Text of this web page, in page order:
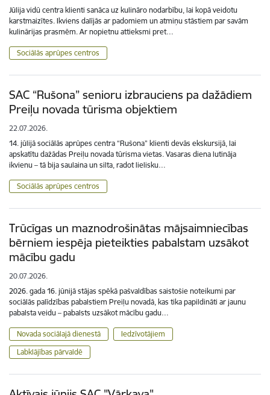
Jūlija vidū centra klienti sanāca uz kulināro nodarbību, lai kopā veidotu
karstmaizītes. Ikviens dalījās ar padomiem un atmiņu stāstiem par savām
kulinārijas prasmēm. Ar nopietnu attieksmi pret…
Sociālās aprūpes centros
SAC “Rušona” senioru izbrauciens pa dažādiem
Preiļu novada tūrisma objektiem
22.07.2026.
14. jūlijā sociālās aprūpes centra “Rušona” klienti devās ekskursijā, lai
apskatītu dažādas Preiļu novada tūrisma vietas. Vasaras diena lutināja
ikvienu – tā bija saulaina un silta, radot lielisku…
Sociālās aprūpes centros
Trūcīgas un maznodrošinātas mājsaimniecības
bērniem iespēja pieteikties pabalstam uzsākot
mācību gadu
20.07.2026.
2026. gada 16. jūnijā stājas spēkā pašvaldības saistošie noteikumi par
sociālās palīdzības pabalstiem Preiļu novadā, kas tika papildināti ar jaunu
pabalsta veidu – pabalsts uzsākot mācību gadu…
Novada sociālajā dienestā
Iedzīvotājiem
Labklājības pārvaldē